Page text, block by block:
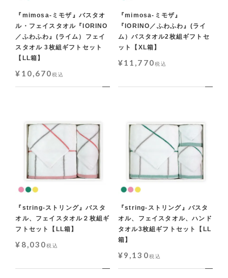
『mimosa-ミモザ』バスタオ
ル・フェイスタオル『IORINO
／ふわふわ』(ライム）フェイ
スタオル 3枚組ギフトセット
【LL箱】
¥ 10,670税込
『mimosa-ミモザ』
『IORINO／ふわふわ』(ライ
ム）バスタオル2枚組ギフトセ
ット【XL箱】
¥11,770税込
『string-ストリング』バスタ
オル、フェイスタオル２枚組ギ
フトセット【LL箱】
¥ 8,030税込
『string-ストリング』バスタ
オル、フェイスタオル、ハンド
タオル3枚組ギフトセット【LL
箱】
¥9,130税込